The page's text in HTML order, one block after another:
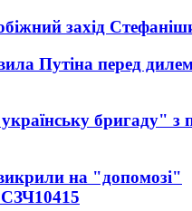
захід
Путіна перед
бригаду" з
на "допомозі"
СЗЧ10415